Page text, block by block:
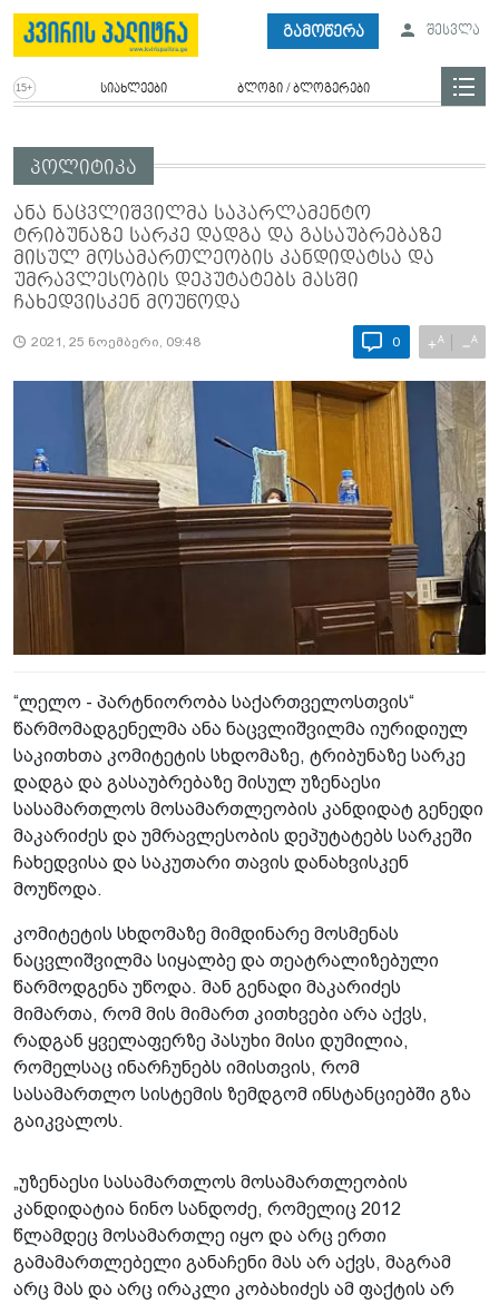
გამოწერა შესვლა
სიახლეები ბლოგი / ბლოგერები
პოლიტიკა
ანა ნაცვლიშვილმა საპარლამენტო
ტრიბუნაზე სარკე დადგა და გასაუბრებაზე
მისულ მოსამართლეობის კანდიდატსა და
უმრავლესობის დეპუტატებს მასში
ჩახედვისკენ მოუწოდა
2021, 25 ნოემბერი, 09:48 0 +A −A
“ლელო - პარტნიორობა საქართველოსთვის“
წარმომადგენელმა ანა ნაცვლიშვილმა იურიდიულ
საკითხთა კომიტეტის სხდომაზე, ტრიბუნაზე სარკე
დადგა და გასაუბრებაზე მისულ უზენაესი
სასამართლოს მოსამართლეობის კანდიდატ გენედი
მაკარიძეს და უმრავლესობის დეპუტატებს სარკეში
ჩახედვისა და საკუთარი თავის დანახვისკენ
მოუწოდა.
კომიტეტის სხდომაზე მიმდინარე მოსმენას
ნაცვლიშვილმა სიყალბე და თეატრალიზებული
წარმოდგენა უწოდა. მან გენადი მაკარიძეს
მიმართა, რომ მის მიმართ კითხვები არა აქვს,
რადგან ყველაფერზე პასუხი მისი დუმილია,
რომელსაც ინარჩუნებს იმისთვის, რომ
სასამართლო სისტემის ზემდგომ ინსტანციებში გზა
გაიკვალოს.
„უზენაესი სასამართლოს მოსამართლეობის
კანდიდატია ნინო სანდოძე, რომელიც 2012
წლამდეც მოსამართლე იყო და არც ერთი
გამამართლებელი განაჩენი მას არ აქვს, მაგრამ
არც მას და არც ირაკლი კობახიძეს ამ ფაქტის არ